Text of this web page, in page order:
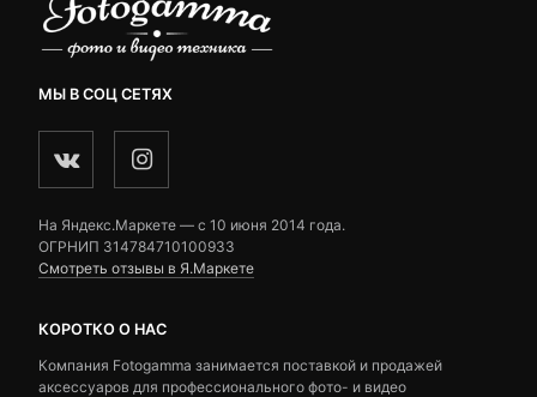
МЫ В СОЦ СЕТЯХ
На Яндекс.Маркете — c 10 июня 2014 года.
ОГРНИП 314784710100933
Смотреть отзывы в Я.Маркете
КОРОТКО О НАС
Компания Fotogamma занимается поставкой и продажей
аксессуаров для профессионального фото- и видео